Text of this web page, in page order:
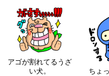
アゴが割れてるうざ
い犬。
ちょ